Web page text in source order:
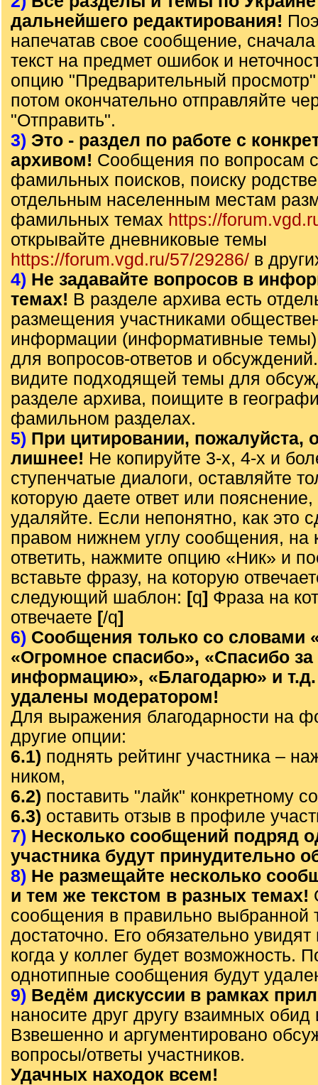
дальнейшего редактирования!
напечатав свое сообщение, сначала
текст на предмет ошибок и
опцию "Предварительный просмотр"
потом окончательно отправляйте
"Отправить".
3) Это - раздел по работе с
архивом! Сообщения по вопросам
фамильных поисков, поиску
отдельным населенным местам
фамильных темах https://
открывайте дневниковые темы
https://forum.vgd.ru/57/29286/ в
4) Не задавайте вопросов в
темах! В разделе архива есть
размещения участниками
информации (информативные
для вопросов-ответов и
видите подходящей темы для
разделе архива, поищите в
фамильном разделах.
5) При цитировании, пожалуйста,
лишнее! Не копируйте 3-х, 4-х и
ступенчатые диалоги, оставляйте
которую даете ответ или
удаляйте. Если непонятно, как это
правом нижнем углу сообщения, на
ответить, нажмите опцию «Ник» и
вставьте фразу, на которую
следующий шаблон: [q] Фраза на
отвечаете [/q]
6) Сообщения только со словами
«Огромное спасибо», «Спасибо за
информацию», «Благодарю» и т.д.
удалены модератором!
Для выражения благодарности на
другие опции:
6.1) поднять рейтинг участника –
ником,
6.2) поставить "лайк" конкретному
6.3) оставить отзыв в профиле
7) Несколько сообщений подряд
участника будут принудительно
8) Не размещайте несколько
и тем же текстом в разных темах!
сообщения в правильно выбранной
достаточно. Его обязательно
когда у коллег будет возможность.
однотипные сообщения будут
9) Ведём дискуссии в рамках
наносите друг другу взаимных обид
Взвешенно и аргументировано
вопросы/ответы участников.
Удачных находок всем!